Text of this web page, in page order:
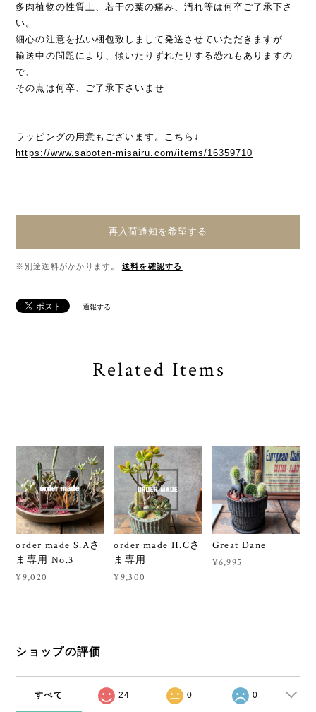
多肉植物の性質上、若干の葉の痛み、汚れ等は何卒ご了承下さ
い。
細心の注意を払い梱包致しまして発送させていただきますが
輸送中の問題により、傾いたりずれたりする恐れもありますの
で、
その点は何卒、ご了承下さいませ
ラッピングの用意もございます。こちら↓
https://www.saboten-misairu.com/items/16359710
再入荷通知を希望する
※別途送料がかかります。 送料を確認する
通報する
Related Items
order made S.Aさ
ま専用 No.3
¥9,020
order made H.Cさ
ま専用
¥9,300
Great Dane
¥6,995
ショップの評価
すべて 24 0 0